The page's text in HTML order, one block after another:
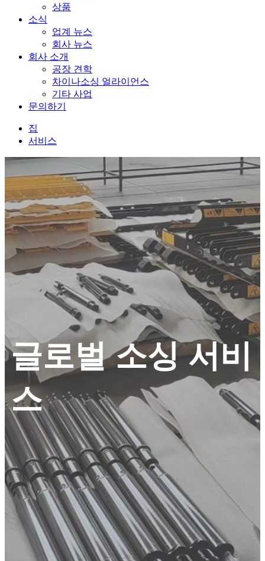
상품
소식
업계 뉴스
회사 뉴스
회사 소개
공장 견학
차이나소싱 얼라이언스
기타 사업
문의하기
집
서비스
글로벌 소싱 서비
스